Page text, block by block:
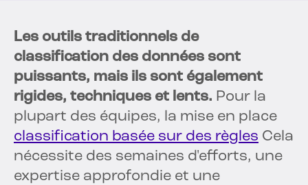
Les outils traditionnels de
classification des données sont
puissants, mais ils sont également
rigides, techniques et lents. Pour la
plupart des équipes, la mise en place
classification basée sur des règles Cela
nécessite des semaines d'efforts, une
expertise approfondie et une